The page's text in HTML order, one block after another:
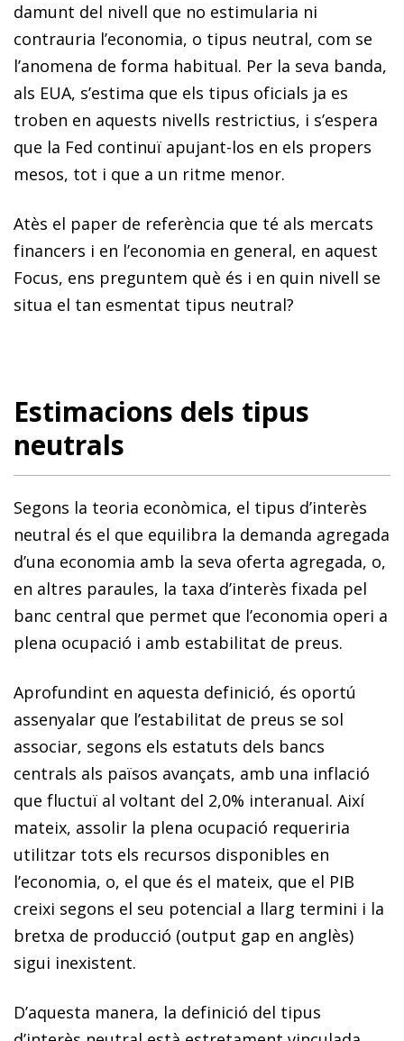
damunt del nivell que no estimularia ni
contrauria l’economia, o tipus neutral, com se
l’anomena de forma habitual. Per la seva banda,
als EUA, s’estima que els tipus oficials ja es
troben en aquests nivells restrictius, i s’espera
que la Fed continuï apujant-los en els propers
mesos, tot i que a un ritme menor.
Atès el paper de referència que té als mercats
financers i en l’economia en general, en aquest
Focus, ens preguntem què és i en quin nivell se
situa el tan esmentat tipus neutral?
Estimacions dels tipus
neutrals
Segons la teoria econòmica, el tipus d’interès
neutral és el que equilibra la demanda agregada
d’una economia amb la seva oferta agregada, o,
en altres paraules, la taxa d’interès fixada pel
banc central que permet que l’economia operi a
plena ocupació i amb estabilitat de preus.
Aprofundint en aquesta definició, és oportú
assenyalar que l’estabilitat de preus se sol
associar, segons els estatuts dels bancs
centrals als països avançats, amb una inflació
que fluctuï al voltant del 2,0% interanual. Així
mateix, assolir la plena ocupació requeriria
utilitzar tots els recursos disponibles en
l’economia, o, el que és el mateix, que el PIB
creixi segons el seu potencial a llarg termini i la
bretxa de producció (output gap en anglès)
sigui inexistent.
D’aquesta manera, la definició del tipus